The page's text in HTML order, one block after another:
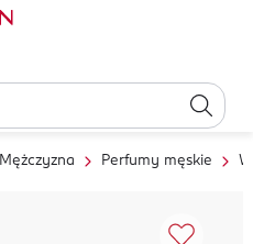
Mężczyzna Perfumy męskie